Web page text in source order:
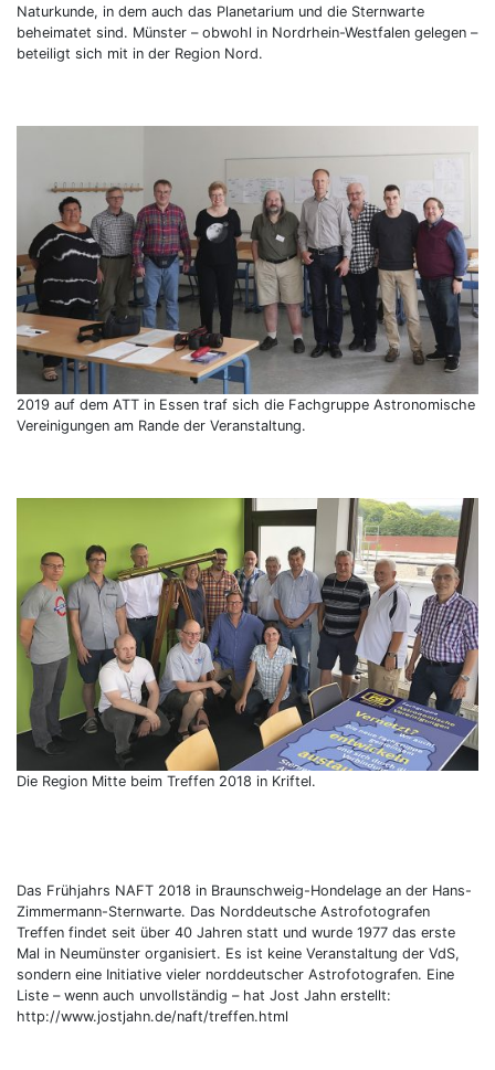
Naturkunde, in dem auch das Planetarium und die Sternwarte
beheimatet sind. Münster – obwohl in Nordrhein-Westfalen gelegen –
beteiligt sich mit in der Region Nord.
2019 auf dem ATT in Essen traf sich die Fachgruppe Astronomische
Vereinigungen am Rande der Veranstaltung.
Die Region Mitte beim Treffen 2018 in Kriftel.
Das Frühjahrs NAFT 2018 in Braunschweig-Hondelage an der Hans-
Zimmermann-Sternwarte. Das Norddeutsche Astrofotografen
Treffen findet seit über 40 Jahren statt und wurde 1977 das erste
Mal in Neumünster organisiert. Es ist keine Veranstaltung der VdS,
sondern eine Initiative vieler norddeutscher Astrofotografen. Eine
Liste – wenn auch unvollständig – hat Jost Jahn erstellt:
http://www.jostjahn.de/naft/treffen.html